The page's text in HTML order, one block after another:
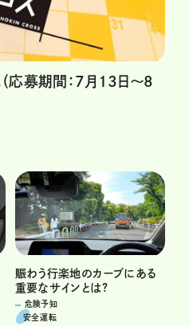
応募期間：7月13日～8
賑わう行楽地のカーブにある
重要なサインとは?
危険予知
安全運転